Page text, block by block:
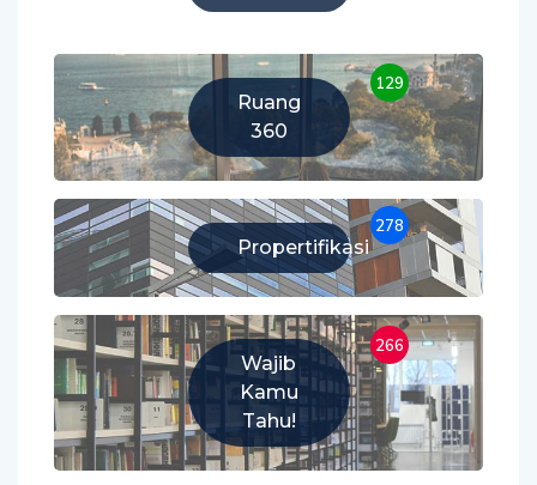
Ruang
360
129
Propertifikasi
278
Wajib
Kamu
Tahu!
266